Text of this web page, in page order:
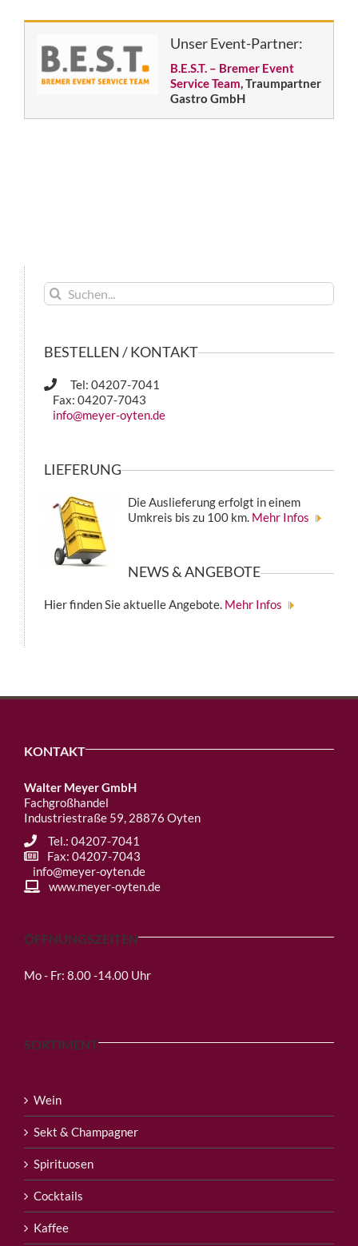
Unser Event-Partner:
B.E.S.T. – Bremer Event
Service Team, Traumpartner
Gastro GmbH
Suche
nach:
BESTELLEN / KONTAKT
Tel: 04207-7041
Fax: 04207-7043
info@meyer-oyten.de
LIEFERUNG
Die Auslieferung erfolgt in einem
Umkreis bis zu 100 km. Mehr Infos
NEWS & ANGEBOTE
Hier finden Sie aktuelle Angebote. Mehr Infos
KONTAKT
Walter Meyer GmbH
Fachgroßhandel
Industriestraße 59, 28876 Oyten
Tel.: 04207-7041
Fax: 04207-7043
info@meyer-oyten.de
www.meyer-oyten.de
ÖFFNUNGSZEITEN
Mo - Fr: 8.00 -14.00 Uhr
SORTIMENT
Wein
Sekt & Champagner
Spirituosen
Cocktails
Kaffee